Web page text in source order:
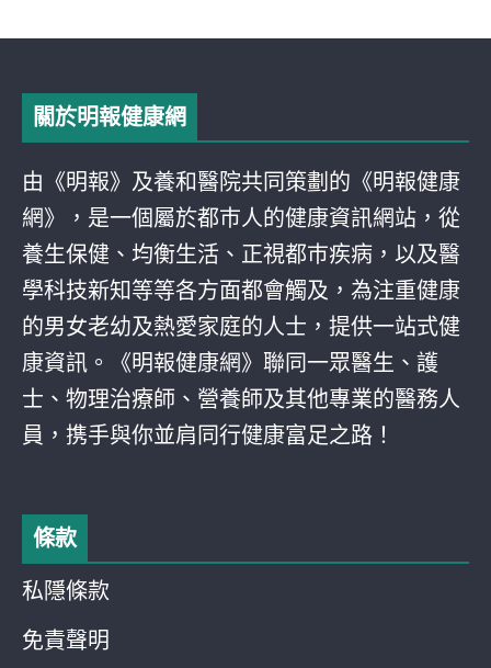
關於明報健康網
由《明報》及養和醫院共同策劃的《明報健康
網》，是一個屬於都巿人的健康資訊網站，從
養生保健、均衡生活、正視都巿疾病，以及醫
學科技新知等等各方面都會觸及，為注重健康
的男女老幼及熱愛家庭的人士，提供一站式健
康資訊。《明報健康網》聯同一眾醫生、護
士、物理治療師、營養師及其他專業的醫務人
員，携手與你並肩同行健康富足之路！
條款
私隱條款
免責聲明